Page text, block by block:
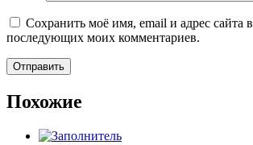
Сохранить моё имя, email и адрес сайта
последующих моих комментариев.
Похожие